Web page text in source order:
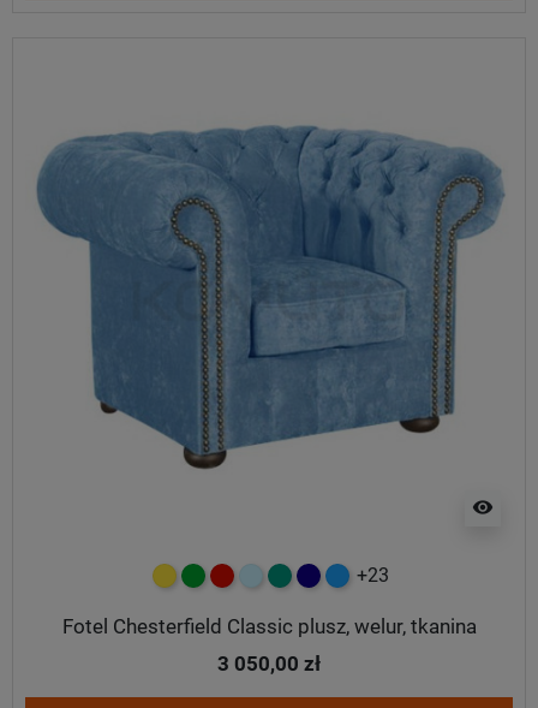
visibility
żółtyzielonyczerwony
błękitnyturkusowy
granatowy
niebieski
+23
Fotel Chesterfield Classic plusz, welur, tkanina
3 050,00 zł